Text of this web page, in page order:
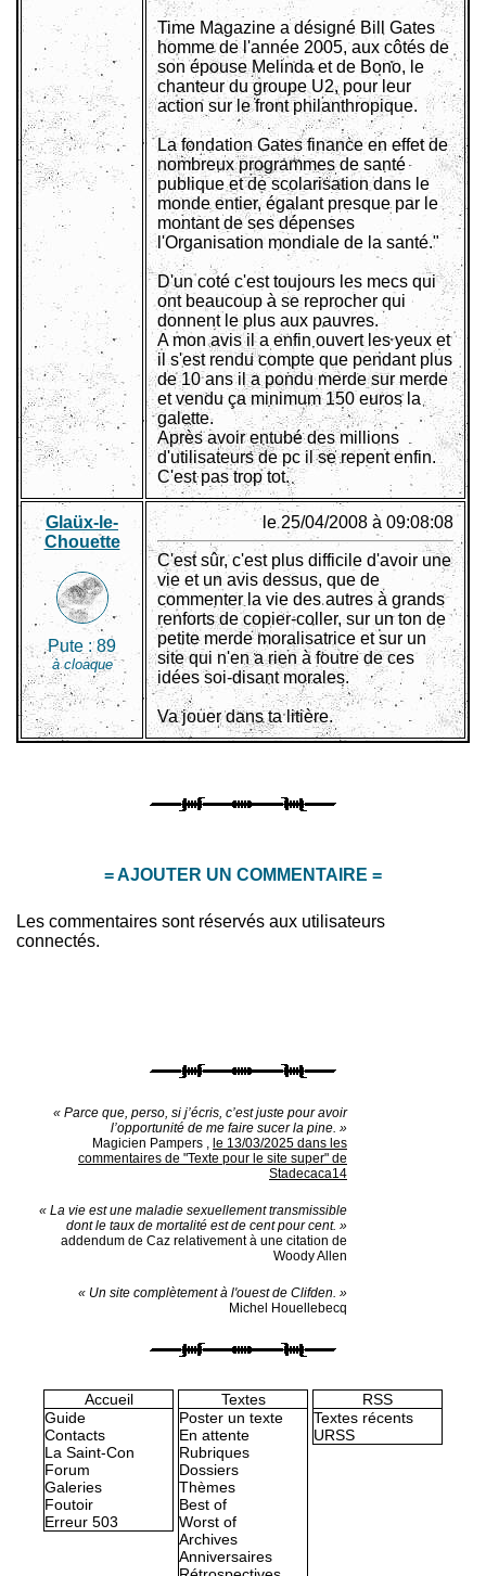
Time Magazine a désigné Bill Gates
homme de l'année 2005, aux côtés de
son épouse Melinda et de Bono, le
chanteur du groupe U2, pour leur
action sur le front philanthropique.
La fondation Gates finance en effet de
nombreux programmes de santé
publique et de scolarisation dans le
monde entier, égalant presque par le
montant de ses dépenses
l'Organisation mondiale de la santé."
D'un coté c'est toujours les mecs qui
ont beaucoup à se reprocher qui
donnent le plus aux pauvres.
A mon avis il a enfin ouvert les yeux et
il s'est rendu compte que pendant plus
de 10 ans il a pondu merde sur merde
et vendu ça minimum 150 euros la
galette.
Après avoir entubé des millions
d'utilisateurs de pc il se repent enfin.
C'est pas trop tot.
Glaüx-le-
Chouette
Pute :89
à cloaque
le 25/04/2008 à 09:08:08
C'est sûr, c'est plus difficile d'avoir une
vie et un avis dessus, que de
commenter la vie des autres à grands
renforts de copier-coller, sur un ton de
petite merde moralisatrice et sur un
site qui n'en a rien à foutre de ces
idées soi-disant morales.
Va jouer dans ta litière.
= AJOUTER UN COMMENTAIRE =
Les commentaires sont réservés aux utilisateurs
connectés.
« Parce que, perso, si j’écris, c’est juste pour avoir
l’opportunité de me faire sucer la pine. »
Magicien Pampers , le 13/03/2025 dans les
commentaires de "Texte pour le site super" de
Stadecaca14
« La vie est une maladie sexuellement transmissible
dont le taux de mortalité est de cent pour cent. »
addendum de Caz relativement à une citation de
Woody Allen
« Un site complètement à l'ouest de Clifden. »
Michel Houellebecq
Accueil
Guide
Contacts
La Saint-Con
Forum
Galeries
Foutoir
Erreur 503
Textes
Poster un texte
En attente
Rubriques
Dossiers
Thèmes
Best of
Worst of
Archives
Anniversaires
RSS
Textes récents
URSS